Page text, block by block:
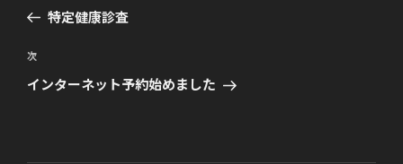
ナ
ビ
ゲ
の
稿
特定健康診査
次
の
次
インターネット予約始めました